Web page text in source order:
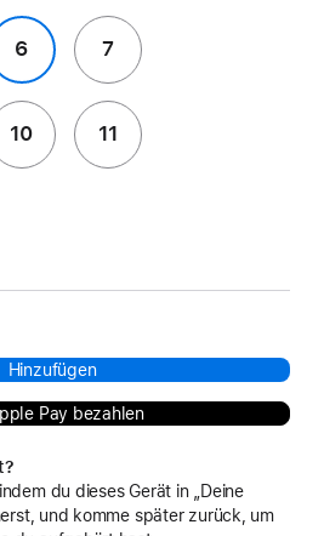
6 7
10 11
Hinzufügen
Pay bezahlen
du dieses Gerät in „Deine
und komme später zurück, um